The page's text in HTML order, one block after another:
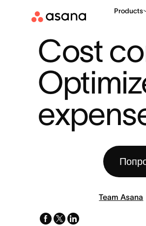
Products
Cost
Team Asana
facebook
x-
linkedin